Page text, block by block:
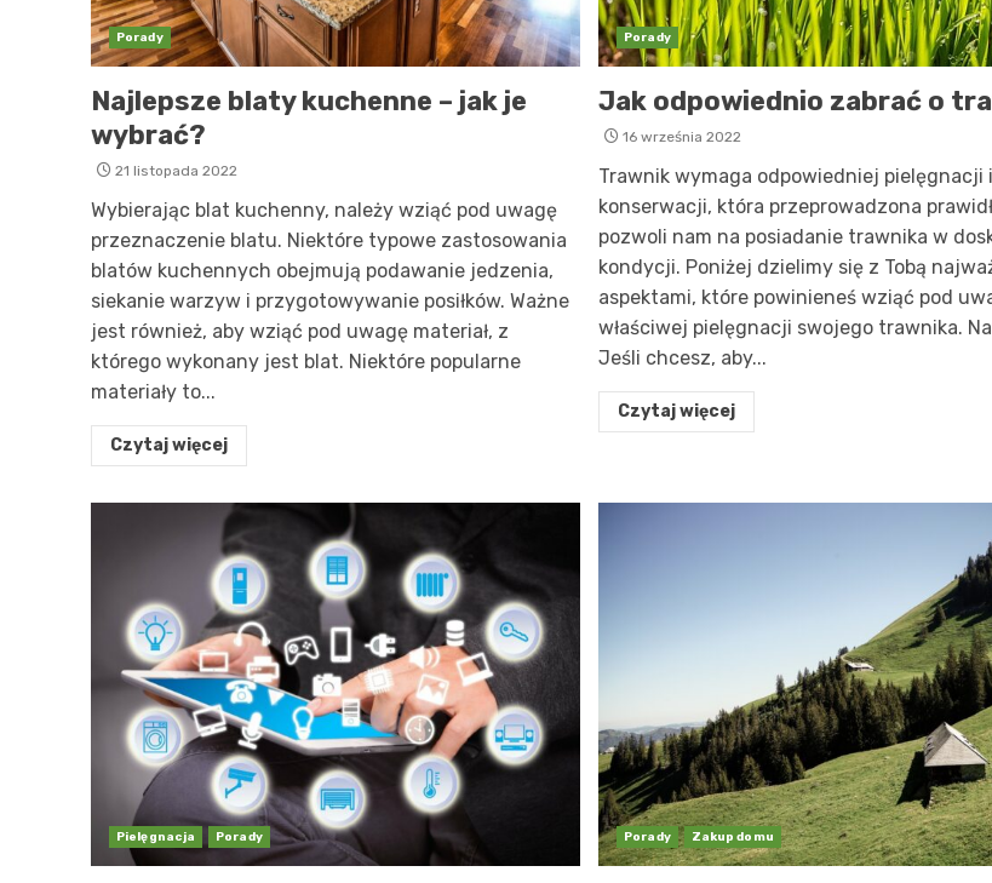
Porady
Najlepsze blaty kuchenne – jak je
wybrać?
21 listopada 2022
Wybierając blat kuchenny, należy wziąć pod uwagę
przeznaczenie blatu. Niektóre typowe zastosowania
blatów kuchennych obejmują podawanie jedzenia,
siekanie warzyw i przygotowywanie posiłków. Ważne
jest również, aby wziąć pod uwagę materiał, z
którego wykonany jest blat. Niektóre popularne
materiały to...
Czytaj więcej
Porady
Jak odpowiednio zabrać o
16 września 2022
Trawnik wymaga odpowiedniej pielęgnacji i
konserwacji, która przeprowadzona
pozwoli nam na posiadanie trawnika w
kondycji. Poniżej dzielimy się z Tobą
aspektami, które powinieneś wziąć pod
właściwej pielęgnacji swojego trawnika.
Jeśli chcesz, aby...
Czytaj więcej
Pielęgnacja Porady Porady Zakup domu